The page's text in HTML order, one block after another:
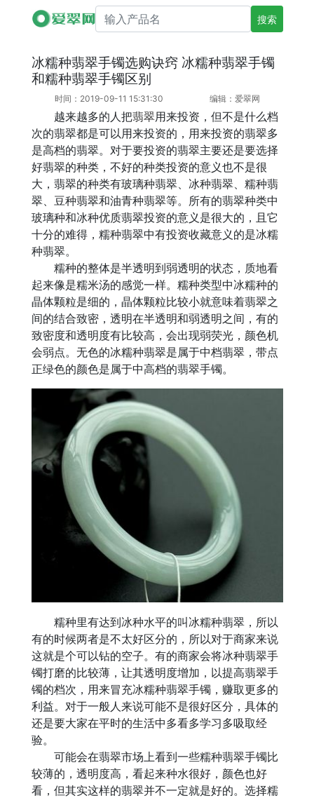
搜索产品名
冰糯种翡翠手镯选购诀窍 冰糯种翡翠手镯
和糯种翡翠手镯区别
时间：2019-09-11 15:31:30 编辑：爱翠网
越来越多的人把翡翠用来投资，但不是什么档
次的翡翠都是可以用来投资的，用来投资的翡翠多
是高档的翡翠。对于要投资的翡翠主要还是要选择
好翡翠的种类，不好的种类投资的意义也不是很
大，翡翠的种类有玻璃种翡翠、冰种翡翠、糯种翡
翠、豆种翡翠和油青种翡翠等。所有的翡翠种类中
玻璃种和冰种优质翡翠投资的意义是很大的，且它
十分的难得，糯种翡翠中有投资收藏意义的是冰糯
种翡翠。
糯种的整体是半透明到弱透明的状态，质地看
起来像是糯米汤的感觉一样。糯种类型中冰糯种的
晶体颗粒是细的，晶体颗粒比较小就意味着翡翠之
间的结合致密，透明在半透明和弱透明之间，有的
致密度和透明度有比较高，会出现弱荧光，颜色机
会弱点。无色的冰糯种翡翠是属于中档翡翠，带点
正绿色的颜色是属于中高档的翡翠手镯。
糯种里有达到冰种水平的叫冰糯种翡翠，所以
有的时候两者是不太好区分的，所以对于商家来说
这就是个可以钻的空子。有的商家会将冰种翡翠手
镯打磨的比较薄，让其透明度增加，以提高翡翠手
镯的档次，用来冒充冰糯种翡翠手镯，赚取更多的
利益。对于一般人来说可能不是很好区分，具体的
还是要大家在平时的生活中多看多学习多吸取经
验。
可能会在翡翠市场上看到一些糯种翡翠手镯比
较薄的，透明度高，看起来种水很好，颜色也好
看，但其实这样的翡翠并不一定就是好的。选择糯